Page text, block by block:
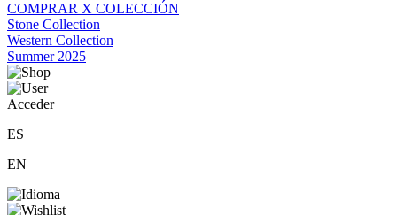
COMPRAR X COLECCIÓN
Stone Collection
Western Collection
Summer 2025
Acceder
ES
EN